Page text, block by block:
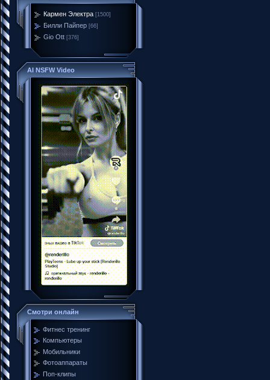
Кармен Электра [1500]
Билли Пайпер [66]
Gio Ott [376]
AI NSFW Video
Смотри онлайн
Фитнес тренинг
Компьютеры
Мобильники
Фотоаппараты
Поп-клипы